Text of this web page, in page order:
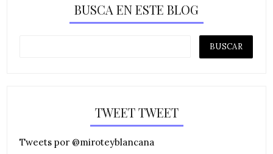
BUSCA EN ESTE BLOG
TWEET TWEET
Tweets por @miroteyblancana